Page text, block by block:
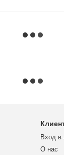
Вход в
О нас